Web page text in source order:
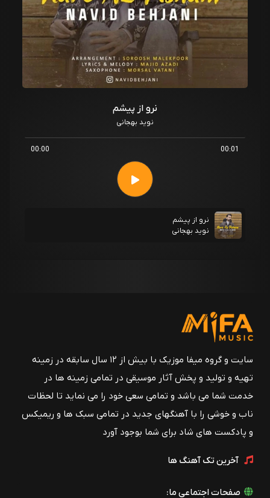
نرو از پیشم
نوید بهجانی
00:00 00:01
نرو از پیشم
نوید بهجانی
سایت و گروه میفا موزیک با بیش از ۱۲ سال سابقه در زمینه
تهیه و تولید و پخش آثار موسیقی در تمامی زمینه ها در
خدمت شما می باشد و تمامی سعی خود را می نماید تا لحظات
ناب و خوشی را با آهنگهای جدید در تمامی سبک ها و ریمیکس
و پادکست های شاد برای شما بوجود آورد
آخرین تک آهنگ ها
صفحات اجتماعی ما: